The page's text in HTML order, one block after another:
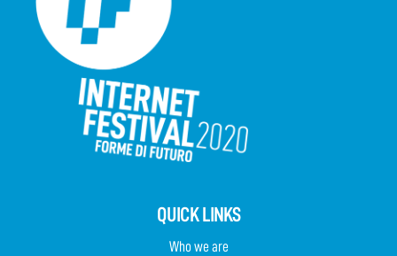
QUICK LINKS
Who we are